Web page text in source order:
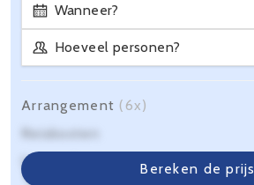
Wanneer?
Hoeveel personen?
Bereken de prijs
Arrangement (6x)
Reiskosten
Servicekosten